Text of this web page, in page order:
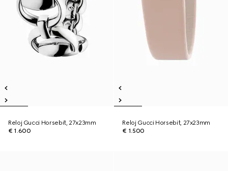
Reloj Gucci Horsebit, 27x23mm
€ 1.600
Reloj Gucci Horsebit, 27x23mm
€ 1.500